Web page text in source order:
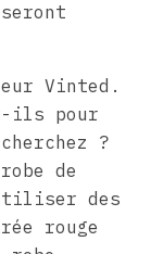
Vinted.
ils pour
?
de
des
rouge